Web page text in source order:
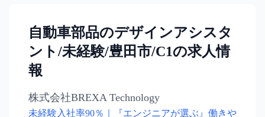
自動車部品のデザインアシスタ
ント/未経験/豊田市/C1の求人情
報
株式会社BREXA Technology
未経験入社率90％｜『エンジニアが選ぶ』働きや